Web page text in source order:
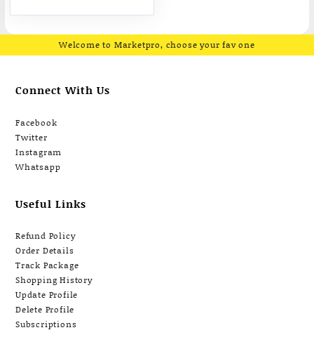
USB+Bluetooth+Wireless
Welcome to Marketpro, choose your fav one
Connect With Us
Facebook
Twitter
Instagram
Whatsapp
Useful Links
Refund Policy
Order Details
Track Package
Shopping History
Update Profile
Delete Profile
Subscriptions